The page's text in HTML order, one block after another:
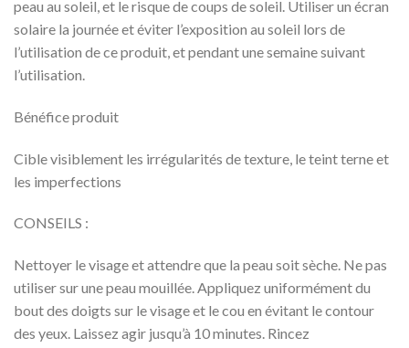
peau au soleil, et le risque de coups de soleil. Utiliser un écran
solaire la journée et éviter l’exposition au soleil lors de
l’utilisation de ce produit, et pendant une semaine suivant
l’utilisation.
Bénéfice produit
Cible visiblement les irrégularités de texture, le teint terne et
les imperfections
CONSEILS :
Nettoyer le visage et attendre que la peau soit sèche. Ne pas
utiliser sur une peau mouillée. Appliquez uniformément du
bout des doigts sur le visage et le cou en évitant le contour
des yeux. Laissez agir jusqu’à 10 minutes. Rincez